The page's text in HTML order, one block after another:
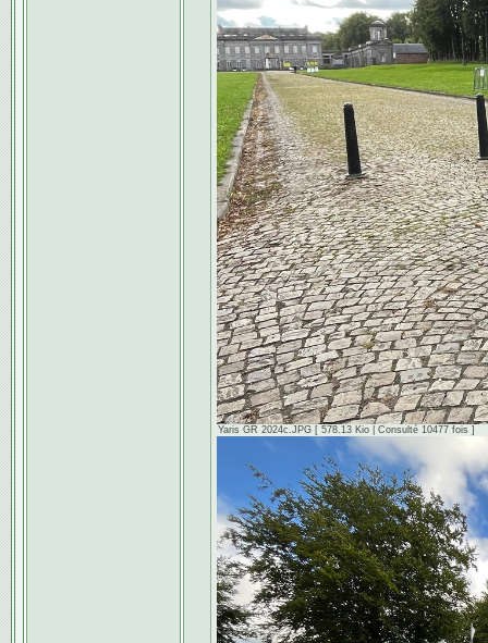
Yaris GR 2024c.JPG [ 578.13 Kio | Consulté 10477 fois ]